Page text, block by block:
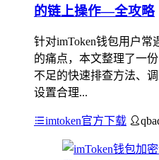
的链上操作—全攻略
针对imToken钱包用户常
的痛点，本文整理了一
不足的快速排查方法、
设置合理...
imtoken官方下载